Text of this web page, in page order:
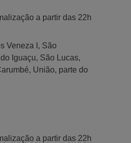
a partir das 22h
Veneza I, São
Iguaçu, São Lucas,
União, parte do
a partir das 22h